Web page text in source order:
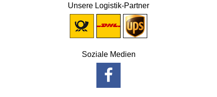
Unsere Logistik-Partner
Soziale Medien